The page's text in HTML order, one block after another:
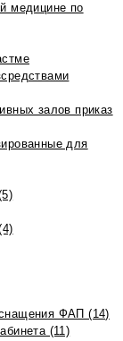
медицине по
залов приказ
для
ФАП (14)
(11)